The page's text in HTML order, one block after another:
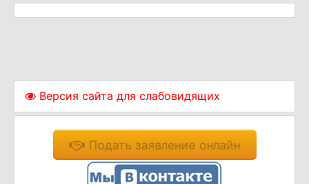
Версия сайта для слабовидящих
Подать заявление онлайн